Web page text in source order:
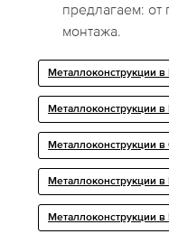
предлагаем: от
монтажа.
Металлоконструкции в
Металлоконструкции в
Металлоконструкции
Металлоконструкции в
Металлоконструкции в